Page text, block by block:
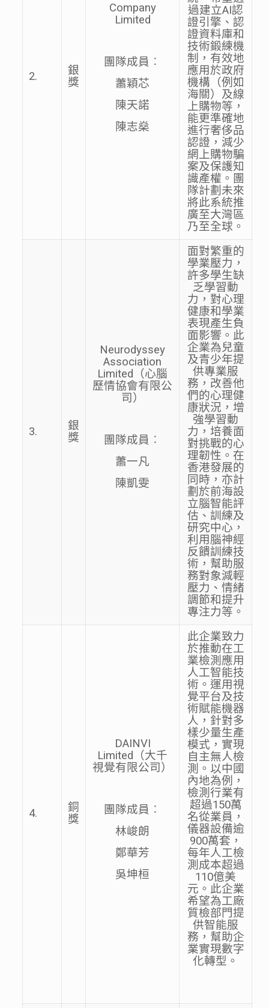
2.
銀
獎
Company
Limited
團隊成員︰
蕭穎芯
陳天諾
陳志燊
過建立AI認
證引擎、認
證資料庫和
技術鍛練機
制，有效地
應用於政府
機構（例如
海關）及線
上購物等，
能更準確地
進行奢侈品
認證，減少
網上購物騙
案及保護知
識產權。團
隊計劃未來
將此系統推
廣至大灣區
乃至全球。
3.
銀
獎
Neurodyssey
Association
Limited（心腦
歷情協會有限公
司）
團隊成員︰
蕭一凡
陳凱雯
面對繁重的
學業壓力，
許多學生缺
乏學習動
力，對心理
健康和學業
表現產生負
面影響。此
企業為兒童
及青少年提
供專業服
務，改善他
們的心理健
康狀況，增
強學習動
力，培養面
對挑戰的心
理韌性。在
香港發展的
同時，亦計
劃於前海設
立腦智能評
估、訓練及
研究中心，
利用腦神經
反饋訓練技
術，幫助服
務對象減輕
壓力、情緒
調節和提升
專注力等。
4.
銅
獎
DAINVI
Limited（大千
視覺有限公司）
團隊成員︰
林峻朗
鄭華芳
吳坤桓
此企業致力
於推動在工
業檢測應用
人工智能技
術。運用視
覺平台及技
術賦能機器
人，針對多
樣少量生產
模式，實現
自主無人檢
測。以中國
內地為例，
檢測行業有
超過150萬
名從業員，
儀器設備逾
900萬套，
每年人工檢
測成本超過
110億美
元。此企業
希望為工廠
質檢部門提
供智能服
務，幫助企
業實現數字
化轉型。